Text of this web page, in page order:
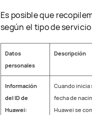
Es posible que
según el tipo de
Datos
personales
Descripción
Información
del ID de
Huawei:
Cuando inicia
fecha de
Huawei se